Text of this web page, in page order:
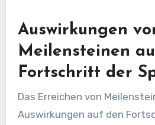
Auswirkungen
Meilensteinen
Fortschritt der
Das Erreichen von
Auswirkungen auf den